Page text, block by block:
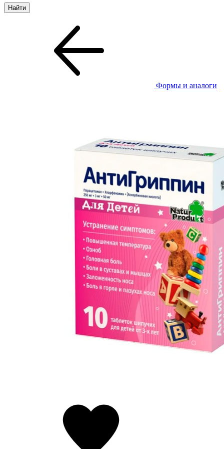
Формы и аналоги